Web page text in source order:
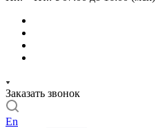
Заказать звонок
En